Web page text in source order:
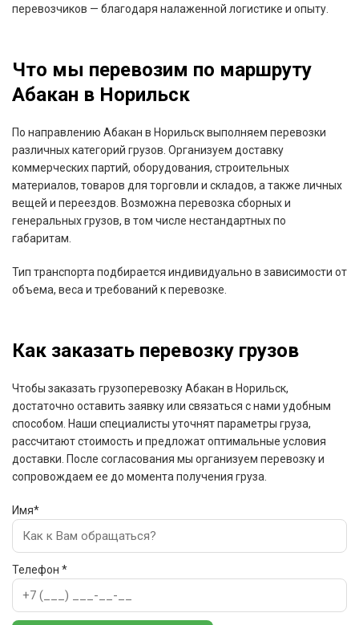
перевозчиков — благодаря налаженной логистике и опыту.
Что мы перевозим по маршруту
Абакан в Норильск
По направлению Абакан в Норильск выполняем перевозки
различных категорий грузов. Организуем доставку
коммерческих партий, оборудования, строительных
материалов, товаров для торговли и складов, а также личных
вещей и переездов. Возможна перевозка сборных и
генеральных грузов, в том числе нестандартных по
габаритам.
Тип транспорта подбирается индивидуально в зависимости от
объема, веса и требований к перевозке.
Как заказать перевозку грузов
Чтобы заказать грузоперевозку Абакан в Норильск,
достаточно оставить заявку или связаться с нами удобным
способом. Наши специалисты уточнят параметры груза,
рассчитают стоимость и предложат оптимальные условия
доставки. После согласования мы организуем перевозку и
сопровождаем ее до момента получения груза.
Имя*
Телефон *